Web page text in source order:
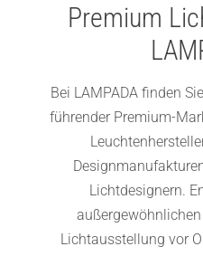
Premium
Bei LAMPADA finden
führender Premium-
Lichtdesignern.
Lichtausstellung vor